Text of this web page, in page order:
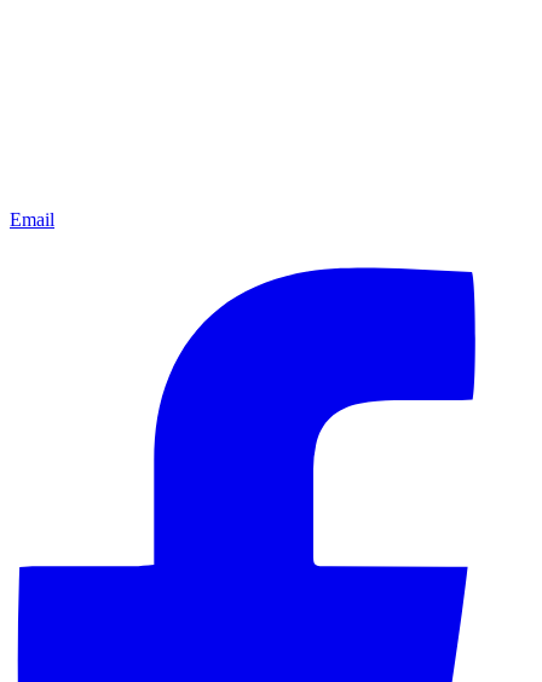
Email